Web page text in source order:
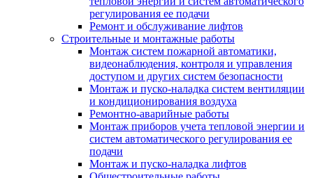
регулирования ее подачи
Ремонт и обслуживание лифтов
Строительные и монтажные работы
Монтаж систем пожарной автоматики,
видеонаблюдения, контроля и управления
доступом и других систем безопасности
Монтаж и пуско-наладка систем вентиляции
и кондиционирования воздуха
Ремонтно-аварийные работы
Монтаж приборов учета тепловой энергии и
систем автоматического регулирования ее
подачи
Монтаж и пуско-наладка лифтов